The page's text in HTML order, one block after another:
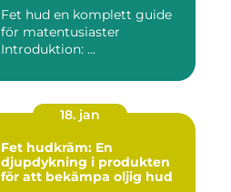
Fet hud en komplett guide
för matentusiaster
Introduktion: ...
18. jan
Fet hudkräm: En
djupdykning i produkten
för att bekämpa oljig hud